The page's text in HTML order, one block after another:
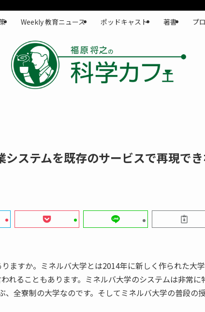
Weekly 教育ニュース ポッドキャスト 著書 プ
ステムを既存のサービスで再現で
ますか。ミネルバ大学とは2014年に新しく作られた大学
れることもあります。ミネルバ大学のシステムは非常に
全寮制の大学なのです。そしてミネルバ大学の普段の